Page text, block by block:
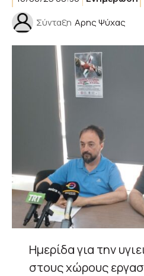
Σύνταξη Αρης Ψύχας
Ημερίδα για την
στους χώρους